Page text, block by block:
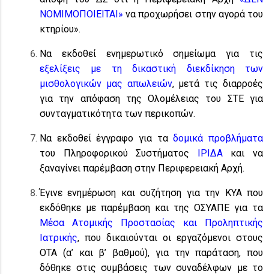
ΝΟΜΙΜΟΠΟΙΕΙΤΑΙ» να προχωρήσει στην αγορά του
κτηρίου».
Να εκδοθεί ενημερωτικό σημείωμα για τις
εξελίξεις με τη δικαστική διεκδίκηση των
μισθολογικών μας απωλειών, μετά τις διαρροές
για την απόφαση της Ολομέλειας του ΣΤΕ για
συνταγματικότητα των περικοπών.
Να εκδοθεί έγγραφο για ταδομικά προβλήματα
του Πληροφορικού Συστήματος ΙΡΙΔΑκαι να
ξαναγίνει παρέμβαση στην Περιφερειακή Αρχή.
Έγινε ενημέρωση και συζήτηση για την ΚΥΑ που
εκδόθηκε με παρέμβαση και της ΟΣΥΑΠΕ για τα
Μέσα Ατομικής Προστασίας και Προληπτικής
Ιατρικής, που δικαιούνται οι εργαζόμενοι στους
ΟΤΑ (α’ και β’ βαθμού), για την παράταση, που
δόθηκε στις συμβάσεις των συναδέλφων με το